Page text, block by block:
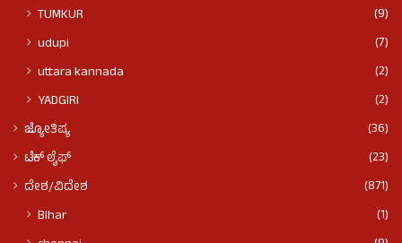
TUMKUR
(9)
udupi
(7)
uttara kannada
(2)
YADGIRI
(2)
ಜ್ಯೋತಿಷ್ಯ
(36)
ಟೆಕ್ ಲೈಫ್
(23)
ದೇಶ/ವಿದೇಶ
(871)
BIhar
(1)